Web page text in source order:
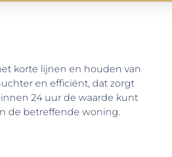
korte lijnen en houden van
en efficiënt, dat zorgt
24 uur de waarde kunt
de betreffende woning.